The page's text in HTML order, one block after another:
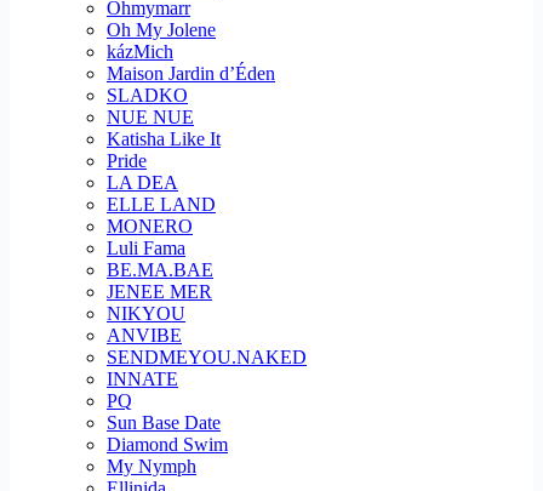
Ohmymarr
Oh My Jolene
kázMich
Maison Jardin d’Éden
SLADKO
NUE NUE
Katisha Like It
Pride
LA DEA
ELLE LAND
MONERO
Luli Fama
BE.MA.BAE
JENEE MER
NIKYOU
ANVIBE
SENDMEYOU.NAKED
INNATE
PQ
Sun Base Date
Diamond Swim
My Nymph